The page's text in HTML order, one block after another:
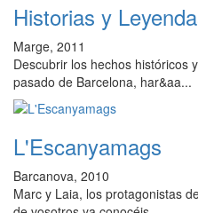
Historias y
Marge, 2011
Descubrir los hechos históricos
pasado de Barcelona, har&aa...
L'Escanyamags
Barcanova, 2010
Marc y Laia, los protagonistas